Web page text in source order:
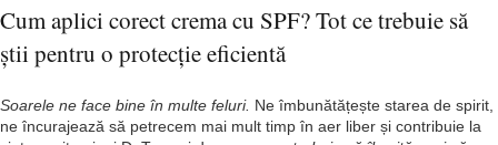
Cum aplici corect crema cu SPF? Tot ce trebuie să
știi pentru o protecție eficientă
Soarele ne face bine în multe feluri. Ne îmbunătățește starea de spirit,
ne încurajează să petrecem mai mult timp în aer liber și contribuie la